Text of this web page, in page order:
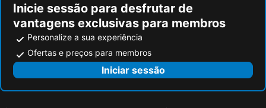
Inicie sessão para desfrutar de
vantagens exclusivas para membros
Personalize a sua experiência
Ofertas e preços para membros
Iniciar sessão